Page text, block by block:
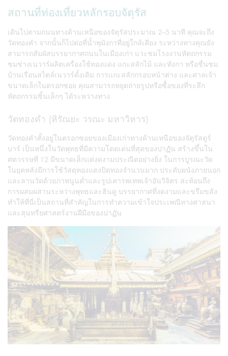
สถานที่ท่องเที่ยวหลักรอบจัตุรัส
เดินไปตามถนนทางด้านเหนือของจัตุรัสประมาณ 2–5 นาที คุณจะถึง
วัดทองคำ จากนั้นก็ไปต่อที่น้ำพุมังกาที่อยู่ใกล้เคียง ระหว่างทางคุณยัง
สามารถสัมผัสบรรยากาศถนนในเมืองเก่า แวะชมโรงงานหัตถกรรม
ชมช่างเนวาร์ผลิตเครื่องใช้ทองแดง แกะสลักไม้ และทังกา หรือชื่นชม
บ้านเรือนสไตล์เนวาร์ดั้งเดิม การแกะสลักกรอบหน้าต่าง และศาลเจ้า
ขนาดเล็กในตรอกซอย คุณสามารถหยุดถ่ายรูปหรือซื้อของที่ระลึก
หัตถกรรมชิ้นเล็กๆ ได้ระหว่างทาง
วัดทองคำ (หิรัณยะ วรณะ มหาวิหาร)
วัดทองคำตั้งอยู่ในตรอกซอยของเมืองเก่าทางด้านเหนือของจัตุรัสดูร์
บาร์ เป็นหนึ่งในวัดพุทธที่มีความโดดเด่นที่สุดของปาฏัน สร้างขึ้นใน
ศตวรรษที่ 12 มีขนาดเล็กแต่งดงามประณีตอย่างยิ่ง ในการบูรณะวัด
ในยุคหลังมีการใช้วัสดุทองแดงปิดทองจำนวนมาก ประดับผนังภายนอก
และลานวัดด้วยภาพนูนต่ำและรูปเคารพเทพเจ้าอันวิจิตร สะท้อนถึง
การผสมผสานระหว่างพุทธและฮินดู บรรยากาศที่งดงามและขรึมขลัง
ทำให้ที่นี่เป็นสถานที่สำคัญในการทำความเข้าใจประเพณีทางศาสนา
และสุนทรียศาสตร์งานฝีมือของปาฏัน